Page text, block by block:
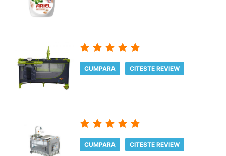
CUMPARA CITESTE REVIEW
CUMPARA CITESTE REVIEW